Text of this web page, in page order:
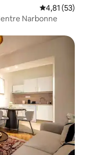
Évaluation
4,81 (53)
Narbonne